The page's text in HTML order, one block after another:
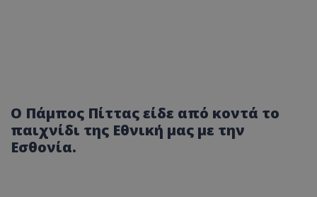
Ο Πάμπος Πίττας είδε από κοντά το
παιχνίδι της Εθνική μας με την
Εσθονία.